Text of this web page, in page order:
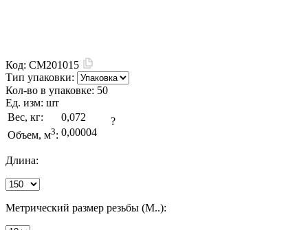
Код: CM201015
Тип упаковки:
Кол-во в упаковке: 50
Ед. изм: шт
Вес, кг:
0,072
Объем, м3: 0,00004
?
Длина:
Метрический размер резьбы (М..):